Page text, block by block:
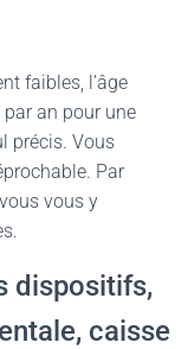
faibles, l’âge
an pour une
précis. Vous
Par
vous y
dispositifs,
caisse